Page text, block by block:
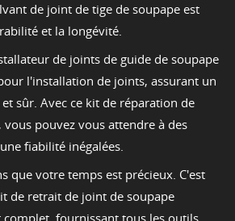
de joint de tige de soupape est
et la longévité.
de joints de guide de soupape
l'installation de joints, assurant un
sûr. Avec ce kit de réparation de
pouvez vous attendre à des
fiabilité inégalées.
que votre temps est précieux. C'est
de retrait de joint de soupape